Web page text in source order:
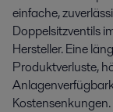
einfache,
Doppelsitzventils
Hersteller. Eine
Produktverluste,